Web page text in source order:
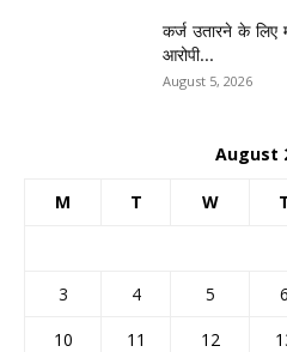
कर्ज उतारने के लिए
आरोपी...
August 5, 2026
August
M T W
3
4 5 6
10
11 12